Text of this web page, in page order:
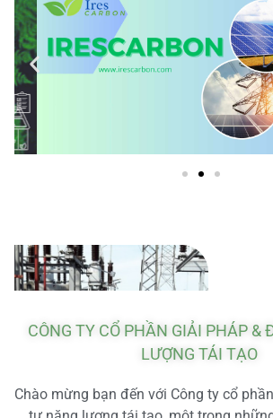
CÔNG TY CỔ PHẦN GIẢI PHÁP &
LƯỢNG TÁI TẠO
Chào mừng bạn đến với Công ty cổ